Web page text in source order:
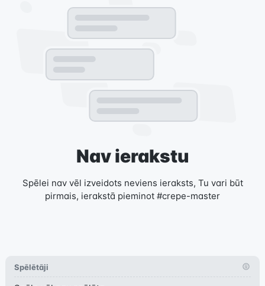
Nav ierakstu
Spēlei nav vēl izveidots neviens ieraksts, Tu vari būt
pirmais, ierakstā pieminot #crepe-master
Spēlētāji